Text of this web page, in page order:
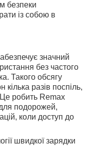
безпеки
із собою в
значний
без частого
Такого обсягу
разів поспіль,
робить Remax
подорожей,
коли доступ до
швидкої зарядки